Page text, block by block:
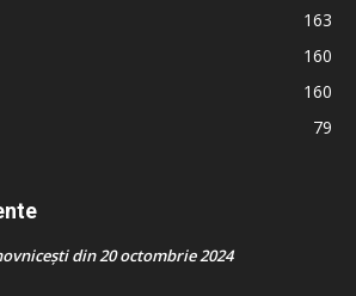
163
160
160
79
din 20 octombrie 2024